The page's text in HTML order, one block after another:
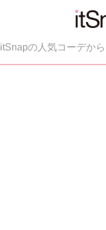
itSnapの人気コーデか